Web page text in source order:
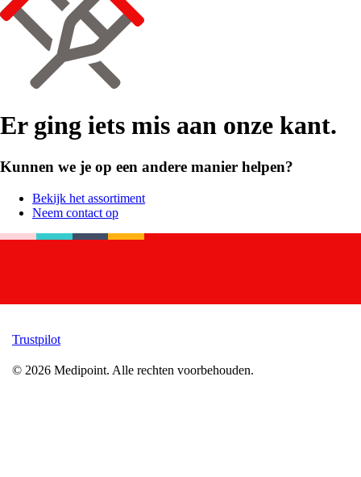
Er ging iets mis aan onze kant.
Kunnen we je op een andere manier helpen?
Bekijk het assortiment
Neem contact op
Trustpilot
© 2026 Medipoint. Alle rechten voorbehouden.